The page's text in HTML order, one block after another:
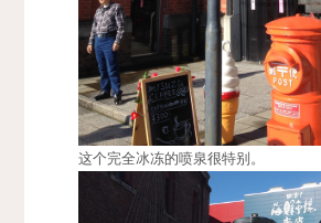
这个完全冰冻的喷泉很特别。